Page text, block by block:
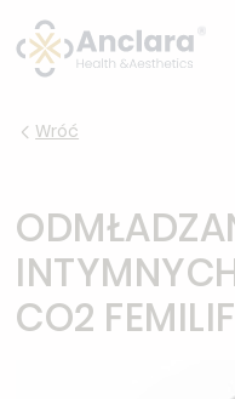
Wróć
CO2